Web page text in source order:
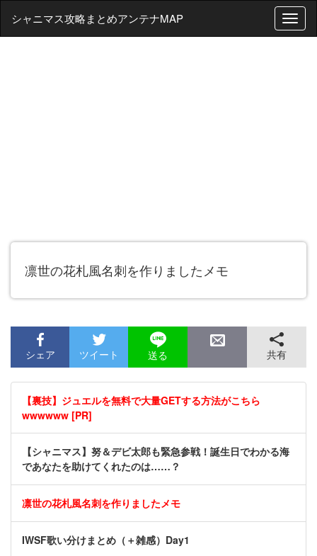
T
o
シャニマス攻略まとめアンテナMAP
凛世の花札風名刺を作りましたメモ
シェア ツイート 送る 共有
【裏技】ジュエルを無料で大量GETする方法がこちら
wwwwww [PR]
【シャニマス】努＆デビ太郎も緊急参戦！誕生日でわかる海
であなたを助けてくれたのは……？
凛世の花札風名刺を作りましたメモ
IWSF歌い分けまとめ（＋雑感）Day1